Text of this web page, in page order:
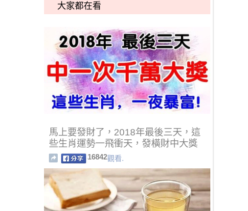
大家都在看
馬上要發財了，2018年最後三天，這
些生肖運勢一飛衝天，發橫財中大獎
16842觀看.